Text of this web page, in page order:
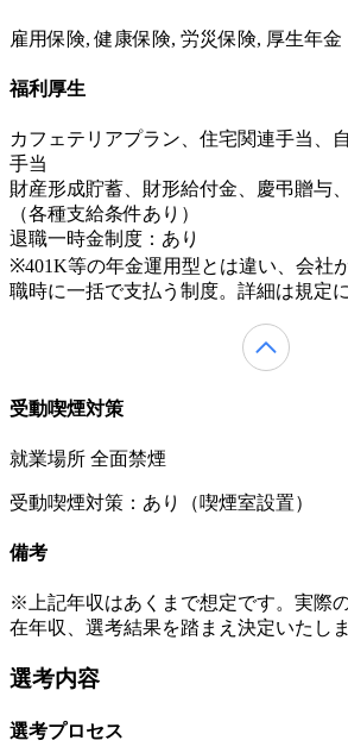
雇用保険, 健康保険, 労災保険, 厚生年金
福利厚生
カフェテリアプラン、住宅関連手当、
手当
財産形成貯蓄、財形給付金、慶弔贈
（各種支給条件あり）
退職一時金制度：あり
※401K等の年金運用型とは違い、会社
職時に一括で支払う制度。詳細は規定
受動喫煙対策
就業場所 全面禁煙
受動喫煙対策：あり（喫煙室設置）
備考
※上記年収はあくまで想定です。実際
在年収、選考結果を踏まえ決定いたしま
選考内容
選考プロセス